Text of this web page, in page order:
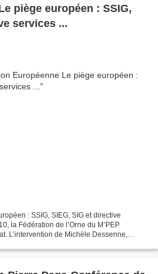
piège européen : SSIG,
services ...
: SSIG, SIEG, SIG et directive
la Fédération de l’Orne du M’PEP
L’intervention de Michèle Dessenne,